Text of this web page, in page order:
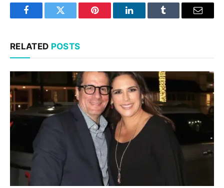
FacebookTwitter Pinterest LinkedInTumblr Email
RELATED POSTS